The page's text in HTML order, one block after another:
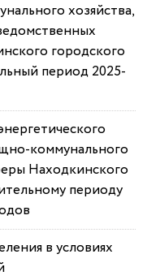
хозяйства,
городского
период 2025-
коммунального
Находкинского
периоду
в условиях